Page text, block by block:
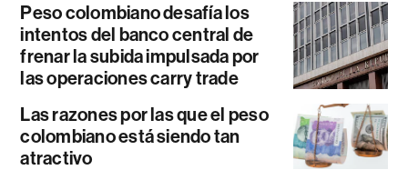
Peso colombiano desafía los
intentos del banco central de
frenar la subida impulsada por
las operaciones carry trade
Las razones por las que el peso
colombiano está siendo tan
atractivo